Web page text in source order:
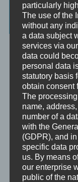
Beratung,
Ausbildung
Beratung
Beratung ist das
Problemstellungen
Person und einem
Mentoring
Mentoring ist das
Erfahrungen durch
und einem Klienten.
Supervision
Supervision ist das
oder anstehenden
zwischen einem
particularly
The use of the
without any
a data subject
services via
data could
personal data
statutory basis
obtain consent
The
name,
number of a
with the
(GDPR), and
specific data
us. By means
our enterprise
public of the